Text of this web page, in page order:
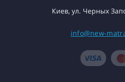
Киев, ул. Черных
info@new-